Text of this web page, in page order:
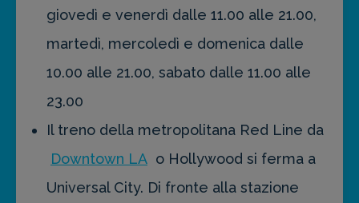
giovedì e venerdì dalle 11.00 alle 21.00,
martedì, mercoledì e domenica dalle
10.00 alle 21.00, sabato dalle 11.00 alle
23.00
Il treno della metropolitana Red Line da
Downtown LA o Hollywood si ferma a
Universal City. Di fronte alla stazione